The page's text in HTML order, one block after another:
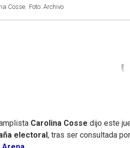
Cosse. Foto: Archivo
Carolina Cosse dijo este
electoral , tras ser consultada